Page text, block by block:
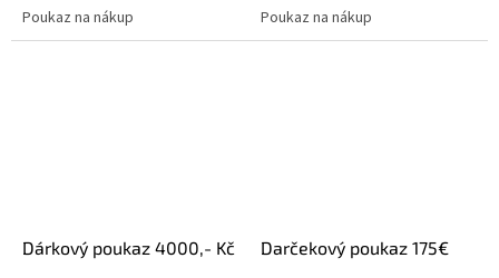
Poukaz na nákup Poukaz na nákup
Dárkový poukaz 4000,- Kč Darčekový poukaz 175€